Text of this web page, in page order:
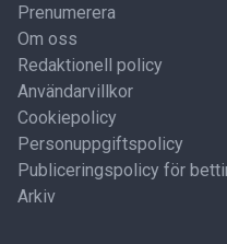
Prenumerera
Om oss
Redaktionell policy
Användarvillkor
Cookiepolicy
Personuppgiftspolicy
Publiceringspolicy för
Arkiv